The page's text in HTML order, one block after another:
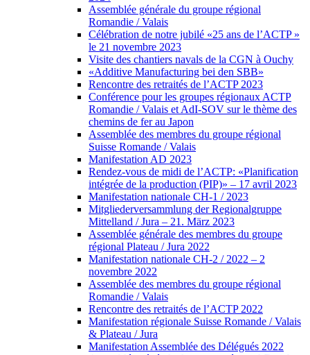
Assemblée générale du groupe régional
Romandie / Valais
Célébration de notre jubilé «25 ans de l’ACTP »
le 21 novembre 2023
Visite des chantiers navals de la CGN à Ouchy
«Additive Manufacturing bei den SBB»
Rencontre des retraités de l’ACTP 2023
Conférence pour les groupes régionaux ACTP
Romandie / Valais et AdI-SOV sur le thème des
chemins de fer au Japon
Assemblée des membres du groupe régional
Suisse Romande / Valais
Manifestation AD 2023
Rendez-vous de midi de l’ACTP: «Planification
intégrée de la production (PIP)» – 17 avril 2023
Manifestation nationale CH-1 / 2023
Mitgliederversammlung der Regionalgruppe
Mittelland / Jura – 21. März 2023
Assemblée générale des membres du groupe
régional Plateau / Jura 2022
Manifestation nationale CH-2 / 2022 – 2
novembre 2022
Assemblée des membres du groupe régional
Romandie / Valais
Rencontre des retraités de l’ACTP 2022
Manifestation régionale Suisse Romande / Valais
& Plateau / Jura
Manifestation Assemblée des Délégués 2022